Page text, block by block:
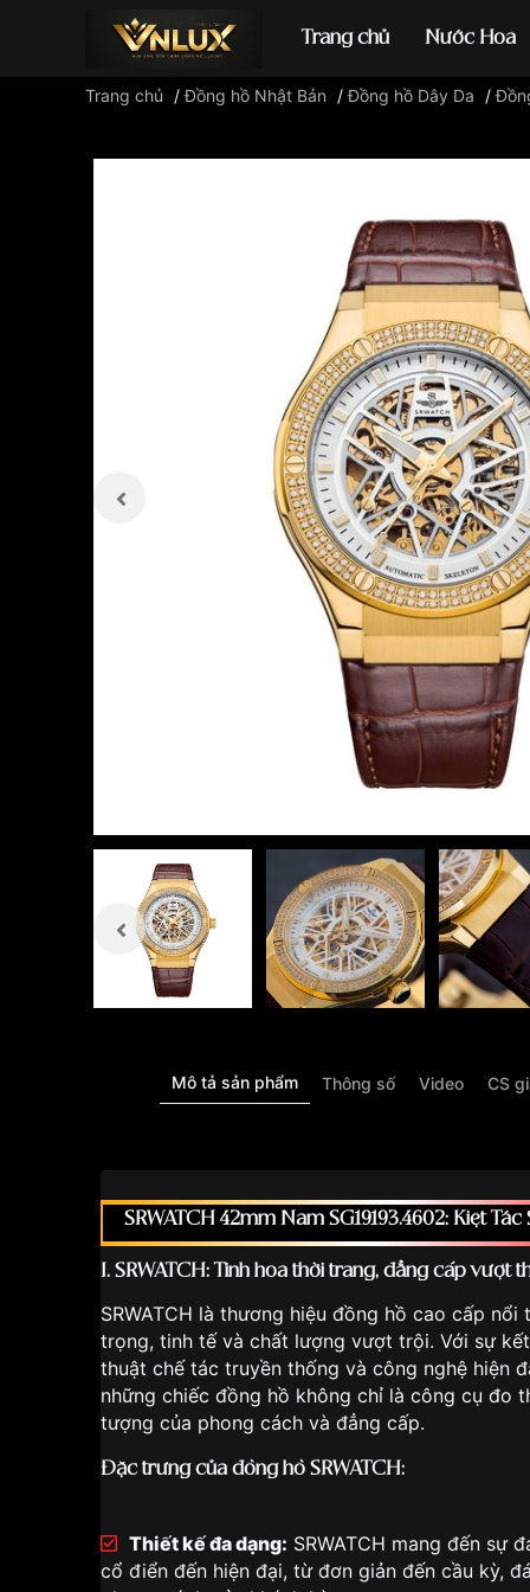
Trang chủ Nước Hoa
Đồng hồ casio
Trang chủ /Đồng hồ Nhật Bản /Đồng hồ Dây Da /
Mô tả sản phẩm Thông số Video CS
SRWATCH 42mm Nam SG19193.4602: Kiệt
I. SRWATCH: Tinh hoa thời trang, đẳng cấp vượt
SRWATCH là thương hiệu đồng hồ cao cấp nổi
trọng, tinh tế và chất lượng vượt trội. Với sự
thuật chế tác truyền thống và công nghệ hiện
những chiếc đồng hồ không chỉ là công cụ đo
tượng của phong cách và đẳng cấp.
Đặc trưng của đồng hồ SRWATCH:
Thiết kế đa dạng: SRWATCH mang đến sự
cổ điển đến hiện đại, từ đơn giản đến cầu kỳ,